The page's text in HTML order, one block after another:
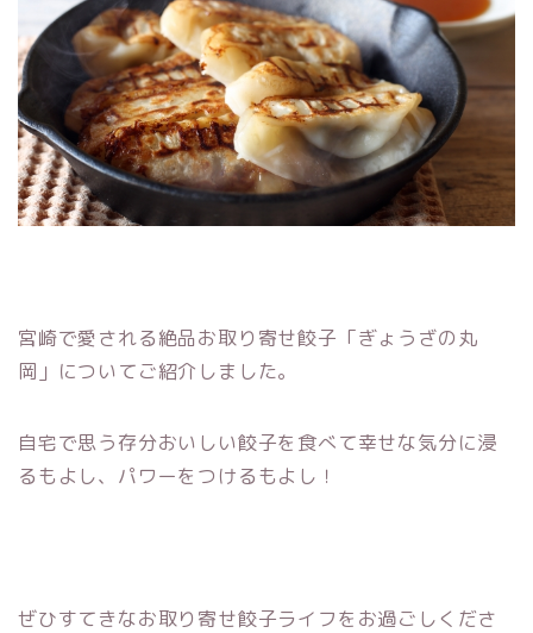
宮崎で愛される絶品お取り寄せ餃子「ぎょうざの丸
岡」についてご紹介しました。
自宅で思う存分おいしい餃子を食べて幸せな気分に浸
るもよし、パワーをつけるもよし！
ぜひすてきなお取り寄せ餃子ライフをお過ごしくださ